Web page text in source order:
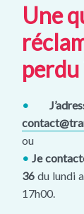
Une
perdu
•
ou
• Je
36 du lundi
17h00.